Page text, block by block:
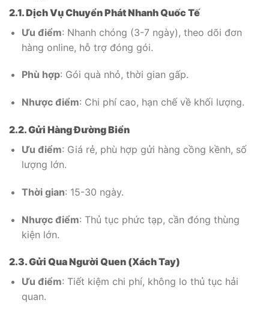
2.1. Dịch Vụ Chuyển Phát Nhanh Quốc Tế
Ưu điểm: Nhanh chóng (3-7 ngày), theo dõi đơn
hàng online, hỗ trợ đóng gói.
Phù hợp: Gói quà nhỏ, thời gian gấp.
Nhược điểm: Chi phí cao, hạn chế về khối lượng.
2.2. Gửi Hàng Đường Biển
Ưu điểm: Giá rẻ, phù hợp gửi hàng cồng kềnh, số
lượng lớn.
Thời gian: 15-30 ngày.
Nhược điểm: Thủ tục phức tạp, cần đóng thùng
kiện lớn.
2.3. Gửi Qua Người Quen (Xách Tay)
Ưu điểm: Tiết kiệm chi phí, không lo thủ tục hải
quan.